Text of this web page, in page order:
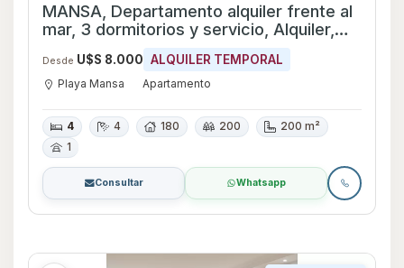
MANSA, Departamento alquiler frente al
mar, 3 dormitorios y servicio, Alquiler,
Punta del este
Desde U$S 8.000 ALQUILER TEMPORAL
Playa Mansa Apartamento
4 4 180 200
200 m²
1
Consultar Whatsapp